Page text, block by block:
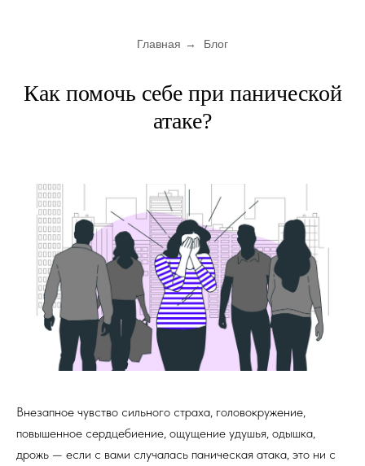
Главная → Блог
Как помочь себе при панической
атаке?
Внезапное чувство сильного страха, головокружение,
повышенное сердцебиение, ощущение удушья, одышка,
дрожь — если с вами случалась паническая атака, это ни с